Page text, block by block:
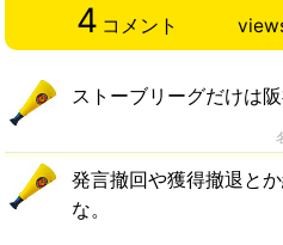
4 コメント
ストーブリーグだけは
発言撤回や獲得撤退と
な。